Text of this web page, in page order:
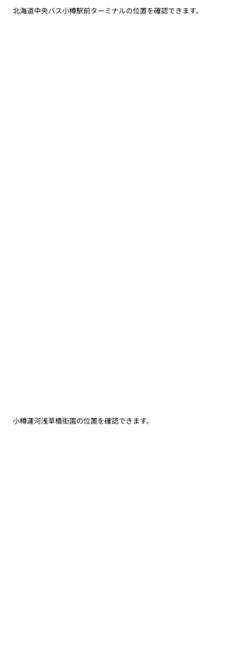
北海道中央バス小樽駅前ターミナルの位置を確認できます。
小樽運河浅草橋街園の位置を確認できます。